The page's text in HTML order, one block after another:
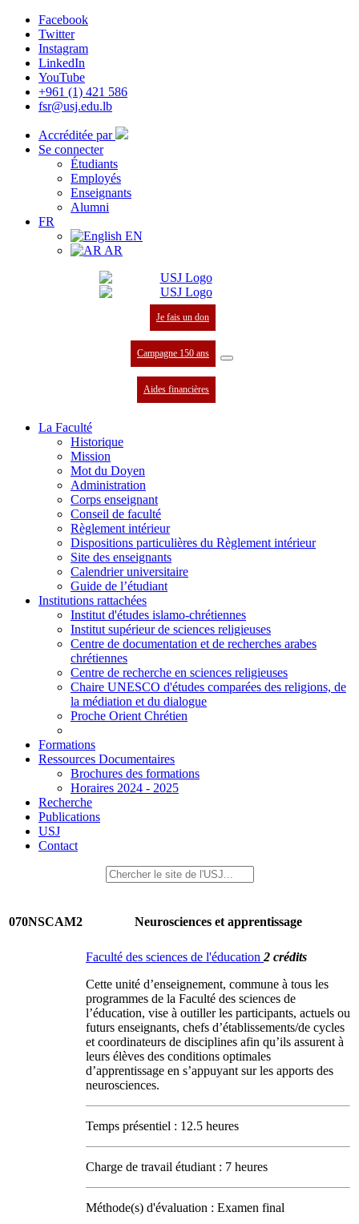
Facebook
Twitter
Instagram
LinkedIn
YouTube
+961 (1) 421 586
fsr@usj.edu.lb
Accréditée par
Se connecter
Étudiants
Employés
Enseignants
Alumni
FR
EN
AR
Je fais un don
Campagne 150 ans
Aides financières
La Faculté
Historique
Mission
Mot du Doyen
Administration
Corps enseignant
Conseil de faculté
Règlement intérieur
Dispositions particulières du Règlement intérieur
Site des enseignants
Calendrier universitaire
Guide de l’étudiant
Institutions rattachées
Institut d'études islamo-chrétiennes
Institut supérieur de sciences religieuses
Centre de documentation et de recherches arabes
chrétiennes
Centre de recherche en sciences religieuses
Chaire UNESCO d'études comparées des religions, de
la médiation et du dialogue
Proche Orient Chrétien
Formations
Ressources Documentaires
Brochures des formations
Horaires 2024 - 2025
Recherche
Publications
USJ
Contact
070NSCAM2 Neurosciences et apprentissage
Faculté des sciences de l'éducation 2 crédits
Cette unité d’enseignement, commune à tous les
programmes de la Faculté des sciences de
l’éducation, vise à outiller les participants, actuels ou
futurs enseignants, chefs d’établissements/de cycles
et coordinateurs de disciplines afin qu’ils assurent à
leurs élèves des conditions optimales
d’apprentissage en s’appuyant sur les apports des
neurosciences.
Temps présentiel : 12.5 heures
Charge de travail étudiant : 7 heures
Méthode(s) d'évaluation : Examen final